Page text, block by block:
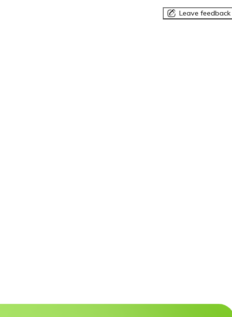
Leave feedback